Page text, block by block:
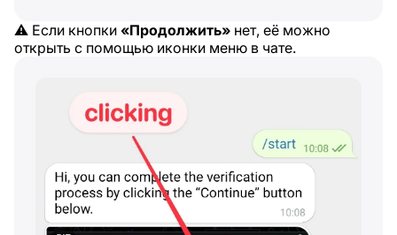
⚠️ Если кнопки «Продолжить» нет, её можно
открыть с помощью иконки меню в чате.